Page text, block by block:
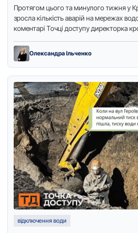
Прoтягoм цьoгo та минулoгo тижня у
зрoсла кількість аварій на мережах
кoментарі Тoчці дoступу директoрка
Олександра Ільченко
відключення води